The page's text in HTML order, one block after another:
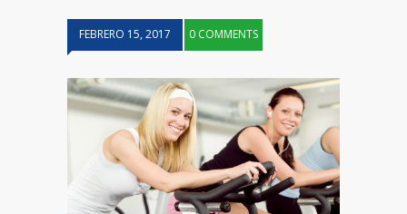
FEBRERO 15, 2017 0 COMMENTS